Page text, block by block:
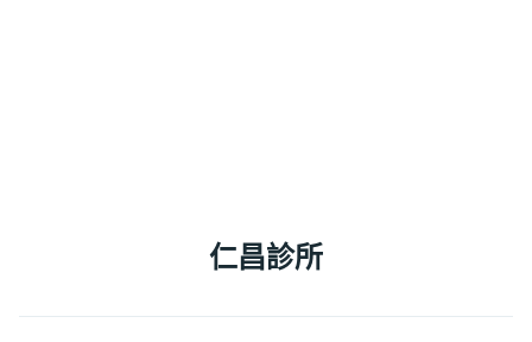
仁昌診所